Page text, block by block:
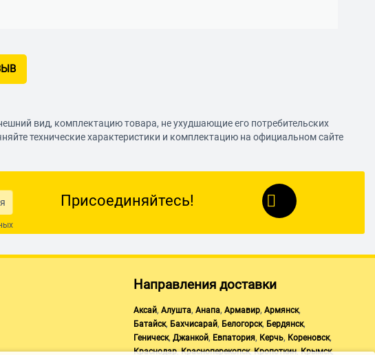
вид, комплектацию товара, не ухудшающие его потребительских
технические характеристики и комплектацию на официальном сайте
Присоединяйтесь!
Направления доставки
Аксай, Алушта, Анапа, Армавир, Армянск,
Батайск, Бахчисарай, Белогорск, Бердянск,
Геническ, Джанкой, Евпатория, Керчь, Кореновск,
Краснодар,Красноперекопск,Кропоткин,Крымск,